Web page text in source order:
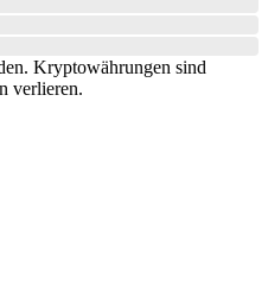
Kryptowährungen sind
verlieren.